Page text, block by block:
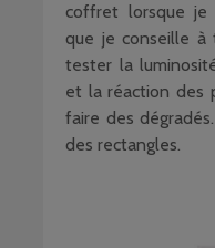
coffret lorsque je
que je conseille à
tester la
et la réaction des
faire des
des rectangles.